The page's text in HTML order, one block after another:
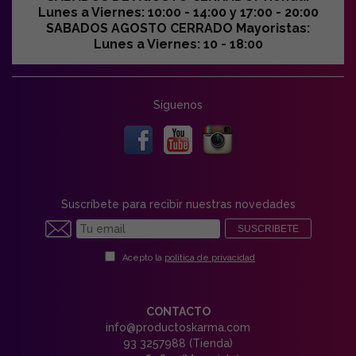
Lunes a Viernes: 10:00 - 14:00 y 17:00 - 20:00
SABADOS AGOSTO CERRADO Mayoristas:
Lunes a Viernes: 10 - 18:00
Síguenos
Suscríbete para recibir nuestras novedades
SUSCRIBETE
Acepto la política de privacidad
CONTACTO
info@productoskarma.com
93 3257988 (Tienda)